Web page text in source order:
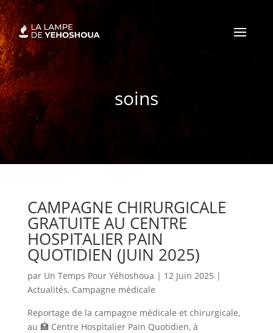
soins
CAMPAGNE CHIRURGICALE
GRATUITE AU CENTRE
HOSPITALIER PAIN
QUOTIDIEN (JUIN 2025)
par Un Temps Pour Yéhoshoua | 12 Juin 2025 |
Actualités, Campagne médicale
Reportage de la campagne médicale et chirurgicale,
au 🏥 Centre Hospitalier Pain Quotidien, à